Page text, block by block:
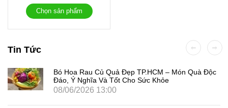
Chọn sản phẩm
Tin Tức
Bó Hoa Rau Củ Quả Đẹp TP.HCM – Món Quà Độc
Đáo, Ý Nghĩa Và Tốt Cho Sức Khỏe
08/06/2026 13:00